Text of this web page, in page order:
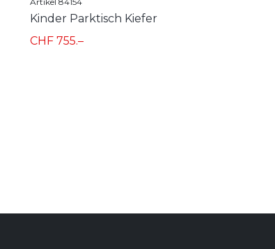
Kinder Parktisch Kiefer
CHF 755.–